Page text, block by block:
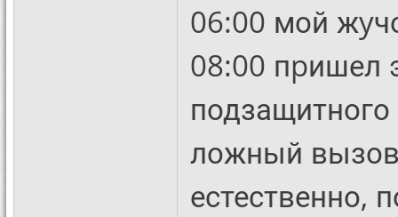
06:00 мой
08:00 пpишел
ложный
естественно,